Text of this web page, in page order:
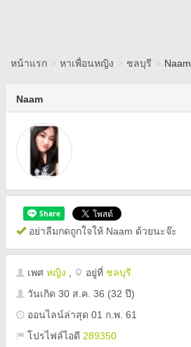
หน้าแรก > หาเพื่อนหญิง > ชลบุรี > Naam
Naam
อย่าลืมกดถูกใจให้ Naam ด้วยนะจ๊ะ
เพศ หญิง อยู่ที่ ชลบุรี
วันเกิด 30 ส.ค. 36 (32 ปี)
ออนไลน์ล่าสุด 01 ก.พ. 61
โปรไฟล์ไอดี 289350